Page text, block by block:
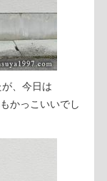
、今日は
かっこいいでし